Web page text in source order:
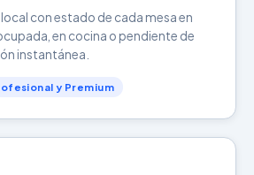
con estado de cada mesa en
en cocina o pendiente de
instantánea.
y Premium